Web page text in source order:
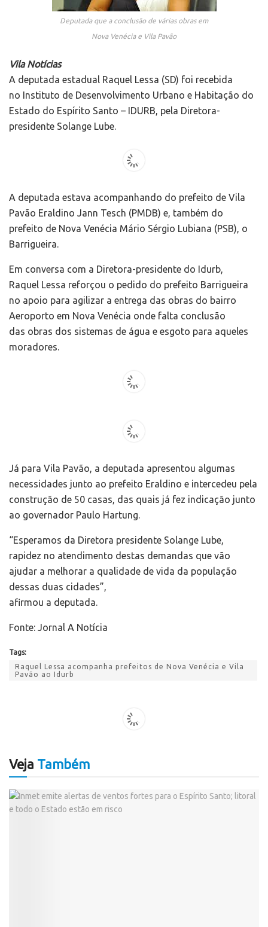
Deputada que a conclusão de várias obras em
Nova Venécia e Vila Pavão
Vila Notícias
A deputada estadual Raquel Lessa (SD) foi recebida
no Instituto de Desenvolvimento Urbano e Habitação do
Estado do Espírito Santo – IDURB, pela Diretora-
presidente Solange Lube.
A deputada estava acompanhando do prefeito de Vila
Pavão Eraldino Jann Tesch (PMDB) e, também do
prefeito de Nova Venécia Mário Sérgio Lubiana (PSB), o
Barrigueira.
Em conversa com a Diretora-presidente do Idurb,
Raquel Lessa reforçou o pedido do prefeito Barrigueira
no apoio para agilizar a entrega das obras do bairro
Aeroporto em Nova Venécia onde falta conclusão
das obras dos sistemas de água e esgoto para aqueles
moradores.
Já para Vila Pavão, a deputada apresentou algumas
necessidades junto ao prefeito Eraldino e intercedeu pela
construção de 50 casas, das quais já fez indicação junto
ao governador Paulo Hartung.
“Esperamos da Diretora presidente Solange Lube,
rapidez no atendimento destas demandas que vão
ajudar a melhorar a qualidade de vida da população
dessas duas cidades”,
afirmou a deputada.
Fonte: Jornal A Notícia
Tags:
Raquel Lessa acompanha prefeitos de Nova Venécia e Vila
Pavão ao Idurb
Veja Também